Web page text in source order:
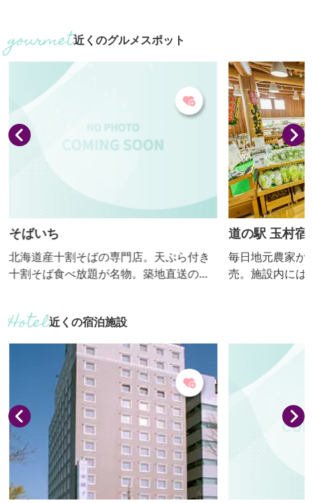
代、日光例幣使道の一番目の宿場町とし
て賑わった玉村宿の中心地にあり、地元
はもとより多くの方に親しまれていま
す。最近は、パワースポットとして人気
上昇中です。 敷地内には、Ｖ字型に育っ
た珍しい松である「昇龍・勝運の松」が
あります。必勝祈願の松として奉られ
近くのグルメスポット
そばいち
北海道産十割そばの専門店。天ぷら付き
十割そば食べ放題が名物。築地直送のマ
道の駅 玉村宿
毎日地元農家が
売。施設内には
ロッケ、メンチ
もあり、上州
たメニューが
グランが併設さ
近くの宿泊施設